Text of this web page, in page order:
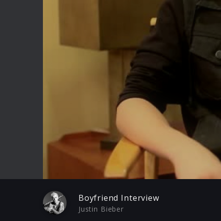
Play
Boyfriend Interview
Justin Bieber